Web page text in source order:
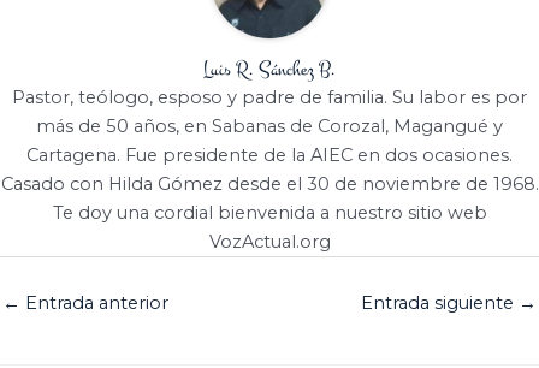
Luis R. Sánchez B.
Pastor, teólogo, esposo y padre de familia. Su labor es por
más de 50 años, en Sabanas de Corozal, Magangué y
Cartagena. Fue presidente de la AIEC en dos ocasiones.
Casado con Hilda Gómez desde el 30 de noviembre de 1968.
Te doy una cordial bienvenida a nuestro sitio web
VozActual.org
← Entrada anterior Entrada siguiente →